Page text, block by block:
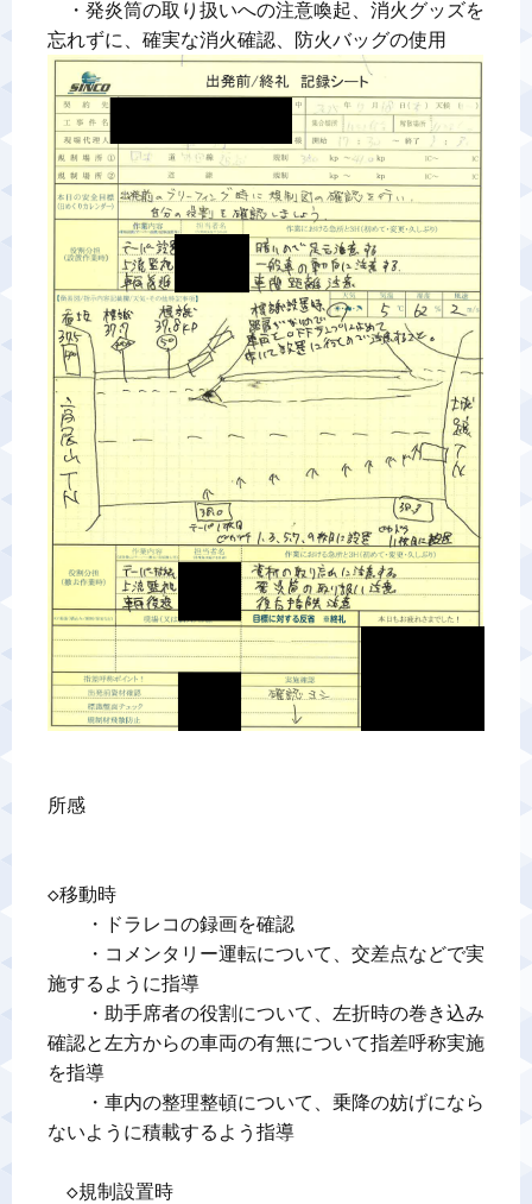
・発炎筒の取り扱いへの注意喚起、消火グッズを
所感
◇移動時
・ドラレコの録画を確認
・コメンタリー運転について、交差点などで実
施するように指導
・助手席者の役割について、左折時の巻き込み
確認と左方からの車両の有無について指差呼称実施
を指導
・車内の整理整頓について、乗降の妨げになら
ないように積載するよう指導
◇規制設置時